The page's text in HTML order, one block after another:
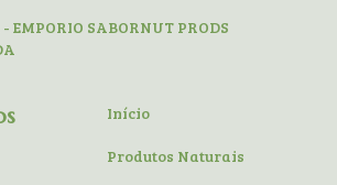
EMPORIO SABORNUT PRODS
Início
Produtos Naturais